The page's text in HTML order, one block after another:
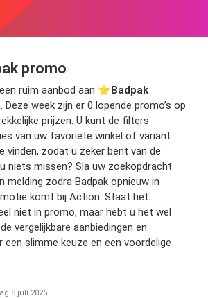
promo
ruim aanbod aan ⭐️Badpak
Deze week zijn er 0 lopende promo’s op
prijzen. U kunt de filters
van uw favoriete winkel of variant
vinden, zodat u zeker bent van de
niets missen? Sla uw zoekopdracht
melding zodra Badpak opnieuw in
komt bij Action. Staat het
niet in promo, maar hebt u het wel
vergelijkbare aanbiedingen en
slimme keuze en een voordelige
8 juli 2026